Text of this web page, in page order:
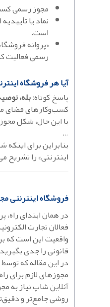
مجوز رسمی
است.
«پروانه
رسمی فعالیت
آیا هر فروشگاه
پاسخ کوتاه:بله،
کسب‌وکارهای فضای
با این حال، شکل
…
بنابراین برای
اینترنتی» را تشریح
فروشگاه اینترنتی
در همان ابتدای
فعالان تجارت
واقعیت این است که
قانونی را جدی
در این مقاله که
مجوزهای لازم برای
آنلاین شاپ نیاز به
روشی جامع‌تر و